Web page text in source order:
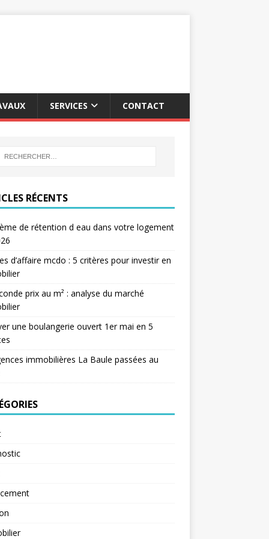
SERVICES CONTACT
RÉCENTS
de rétention d eau dans votre logement
d’affaire mcdo : 5 critères pour investir en
prix au m² : analyse du marché
une boulangerie ouvert 1er mai en 5
immobilières La Baule passées au